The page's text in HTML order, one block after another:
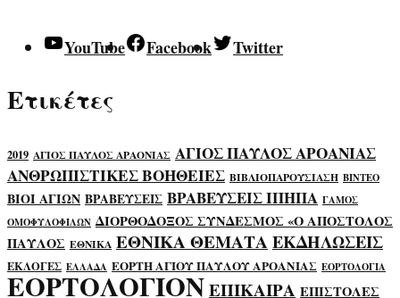
YouTube Facebook Twitter
Ετικέτες
2019 ΑΓΙΟΣ ΠΑΥΛΟΣ ΑΡΑΟΝΙΑΣ ΑΓΙΟΣ ΠΑΥΛΟΣ ΑΡΟΑΝΙΑΣ
ΑΝΘΡΩΠΙΣΤΙΚΕΣ ΒΟΗΘΕΙΕΣ ΒΙΒΛΙΟΠΑΡΟΥΣΙΑΣΗ ΒΙΝΤΕΟ
ΒΙΟΙ ΑΓΙΩΝ ΒΡΑΒΕΥΣΕΙΣ ΒΡΑΒΕΥΣΕΙΣ ΙΠΗΠΑ ΓΑΜΟΣ
ΟΜΟΦΥΛΟΦΙΛΩΝ ΔΙΟΡΘΟΔΟΞΟΣ ΣΥΝΔΕΣΜΟΣ «Ο ΑΠΟΣΤΟΛΟΣ
ΠΑΥΛΟΣ ΕΘΝΙΚΑ ΕΘΝΙΚΑ ΘΕΜΑΤΑΕΚΔΗΛΩΣΕΙΣ
ΕΚΛΟΓΕΣ ΕΛΛΑΔΑ ΕΟΡΤΗ ΑΓΙΟΥ ΠΑΥΛΟΥ ΑΡΟΑΝΙΑΣ ΕΟΡΤΟΛΟΓΙΑ
ΕΟΡΤΟΛΟΓΙΟΝΕΠΙΚΑΙΡΑ ΕΠΙΣΤΟΛΕΣ